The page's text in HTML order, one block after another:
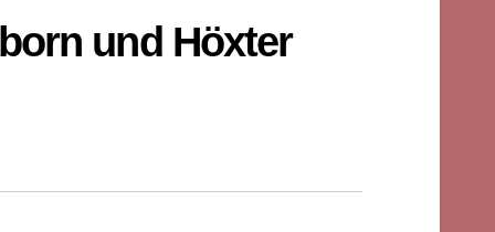
und Höxter